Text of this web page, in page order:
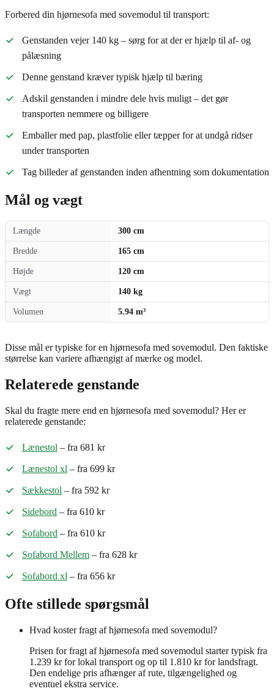
Forbered din hjørnesofa med sovemodul til transport:
Genstanden vejer 140 kg – sørg for at der er hjælp til af- og
pålæsning
Denne genstand kræver typisk hjælp til bæring
Adskil genstanden i mindre dele hvis muligt – det gør
transporten nemmere og billigere
Emballer med pap, plastfolie eller tæpper for at undgå ridser
under transporten
Tag billeder af genstanden inden afhentning som dokumentation
Mål og vægt
Længde 300 cm
Bredde 165 cm
Højde 120 cm
Vægt 140 kg
Volumen 5.94 m³
Disse mål er typiske for en hjørnesofa med sovemodul. Den faktiske
størrelse kan variere afhængigt af mærke og model.
Relaterede genstande
Skal du fragte mere end en hjørnesofa med sovemodul? Her er
relaterede genstande:
Lænestol – fra 681 kr
Lænestol xl – fra 699 kr
Sækkestol – fra 592 kr
Sidebord – fra 610 kr
Sofabord – fra 610 kr
Sofabord Mellem – fra 628 kr
Sofabord xl – fra 656 kr
Ofte stillede spørgsmål
Hvad koster fragt af hjørnesofa med sovemodul?
Prisen for fragt af hjørnesofa med sovemodul starter typisk fra
1.239 kr for lokal transport og op til 1.810 kr for landsfragt.
Den endelige pris afhænger af rute, tilgængelighed og
eventuel ekstra service.